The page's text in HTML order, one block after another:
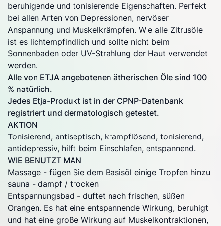
beruhigende und tonisierende Eigenschaften. Perfekt
bei allen Arten von Depressionen, nervöser
Anspannung und Muskelkrämpfen. Wie alle Zitrusöle
ist es lichtempfindlich und sollte nicht beim
Sonnenbaden oder UV-Strahlung der Haut verwendet
werden.
Alle von ETJA angebotenen ätherischen Öle sind 100
% natürlich.
Jedes Etja-Produkt ist in der CPNP-Datenbank
registriert und dermatologisch getestet.
AKTION
Tonisierend, antiseptisch, krampflösend, tonisierend,
antidepressiv, hilft beim Einschlafen, entspannend.
WIE BENUTZT MAN
Massage - fügen Sie dem Basisöl einige Tropfen hinzu
sauna - dampf / trocken
Entspannungsbad - duftet nach frischen, süßen
Orangen. Es hat eine entspannende Wirkung, beruhigt
und hat eine große Wirkung auf Muskelkontraktionen,